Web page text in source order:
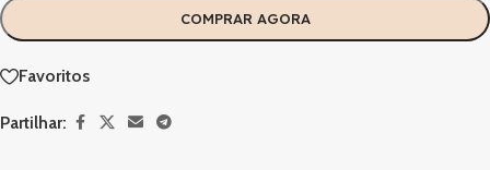
COMPRAR AGORA
Favoritos
Partilhar: